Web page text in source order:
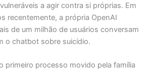
a agir contra si próprias. Em
recentemente, a própria OpenAI
de um milhão de usuários conversam
o chatbot sobre suicídio.
primeiro processo movido pela família